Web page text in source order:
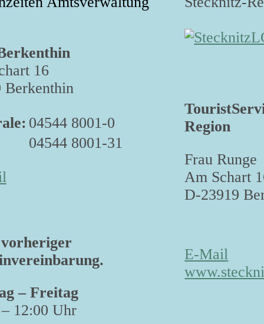
16
Berkenthin
04544 8001-0
04544 8001-31
– Freitag
12:00 Uhr
Region
Frau Runge
Am Schart
D-23919
E-Mail